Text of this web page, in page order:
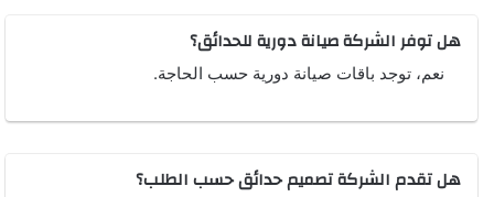
هل توفر الشركة صيانة دورية للحدائق؟
نعم، توجد باقات صيانة دورية حسب الحاجة.
هل تقدم الشركة تصميم حدائق حسب الطلب؟